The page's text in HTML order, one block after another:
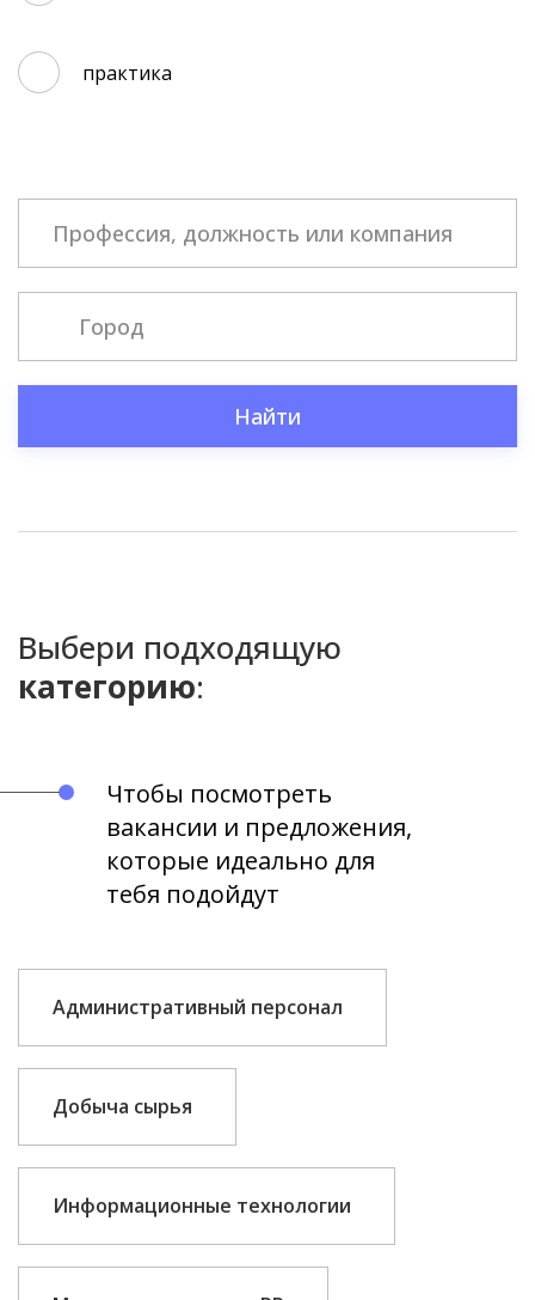
практика
Найти
Выбери подходящую
категорию:
Чтобы посмотреть
вакансии и предложения,
которые идеально для
тебя подойдут
Административный персонал
Добыча сырья
Информационные технологии